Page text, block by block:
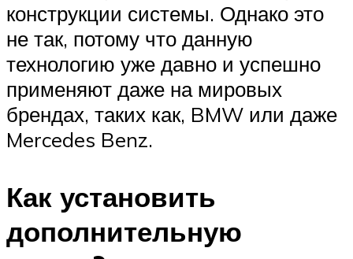
конструкции системы. Однако это
не так, потому что данную
технологию уже давно и успешно
применяют даже на мировых
брендах, таких как, BMW или даже
Mercedes Benz.
Как установить
дополнительную